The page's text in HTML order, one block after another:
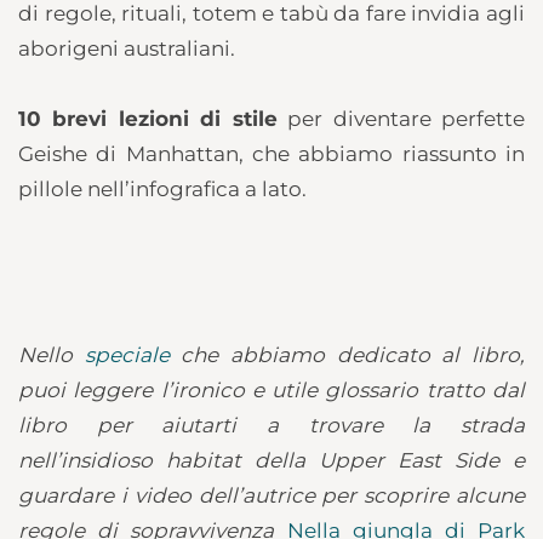
di regole, rituali, totem e tabù da fare invidia agli
aborigeni australiani.
10 brevi lezioni di stileper diventare perfette
Geishe di Manhattan, che abbiamo riassunto in
pillole nell’infografica a lato.
Nello speciale che abbiamo dedicato al libro,
puoi leggere l’ironico e utile glossario tratto dal
libro per aiutarti a trovare la strada
nell’insidioso habitat della Upper East Side e
guardare i video dell’autrice per scoprire alcune
regole di sopravvivenza
Nella giungla di Park